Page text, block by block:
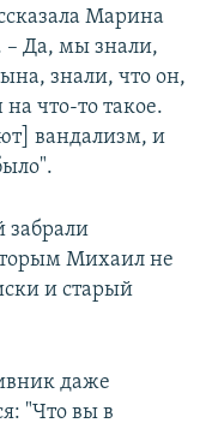
Марина
– Да, мы знали,
знали, что он,
что-то такое.
вандализм, и
забрали
Михаил не
и старый
даже
"Что вы в